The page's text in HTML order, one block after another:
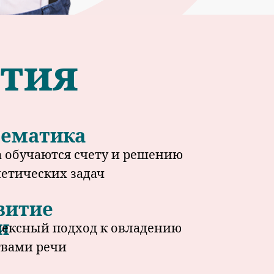
подход к овладению
речи
обучаются счету и решению
задач